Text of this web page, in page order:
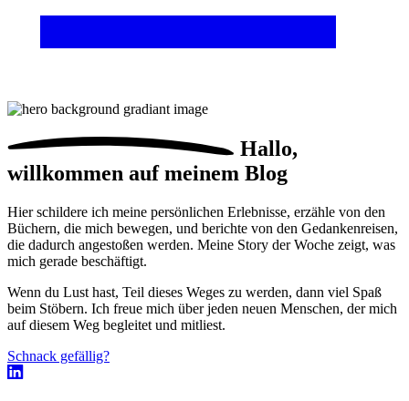
Hallo,
willkommen auf meinem Blog
Hier schildere ich meine persönlichen Erlebnisse, erzähle von den
Büchern, die mich bewegen, und berichte von den Gedankenreisen,
die dadurch angestoßen werden. Meine Story der Woche zeigt, was
mich gerade beschäftigt.
Wenn du Lust hast, Teil dieses Weges zu werden, dann viel Spaß
beim Stöbern. Ich freue mich über jeden neuen Menschen, der mich
auf diesem Weg begleitet und mitliest.
Schnack gefällig?